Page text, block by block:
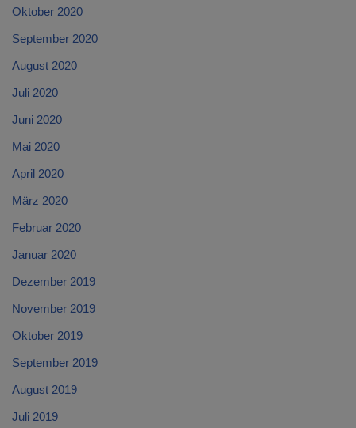
Oktober 2020
September 2020
August 2020
Juli 2020
Juni 2020
Mai 2020
April 2020
März 2020
Februar 2020
Januar 2020
Dezember 2019
November 2019
Oktober 2019
September 2019
August 2019
Juli 2019